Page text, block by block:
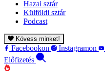
Hazai sztár
Külföldi sztár
Podcast
Kövess minket!
Facebookon Instagramon
Előfizetés